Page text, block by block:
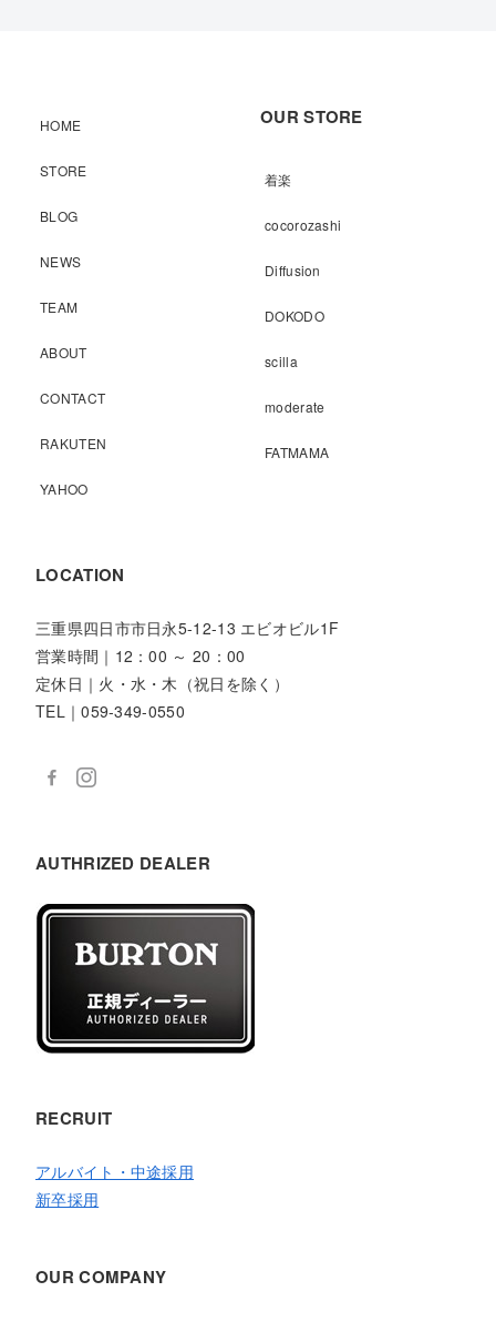
HOME
STORE
BLOG
NEWS
TEAM
ABOUT
CONTACT
RAKUTEN
YAHOO
OUR STORE
着楽
cocorozashi
Diffusion
DOKODO
scilla
moderate
FATMAMA
LOCATION
三重県四日市市日永5-12-13 エビオビル1F
営業時間｜12：00 ～ 20：00
定休日｜火・水・木（祝日を除く）
TEL｜059-349-0550
AUTHRIZED DEALER
RECRUIT
アルバイト・中途採用
新卒採用
OUR COMPANY